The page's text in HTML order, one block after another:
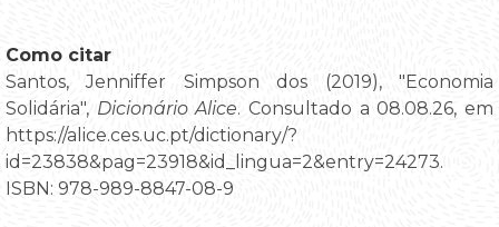
Como citar
Santos, Jenniffer Simpson dos (2019), "Economia
Solidária", Dicionário Alice. Consultado a 08.08.26, em
https://alice.ces.uc.pt/dictionary/?
id=23838&pag=23918&id_lingua=2&entry=24273.
ISBN: 978-989-8847-08-9